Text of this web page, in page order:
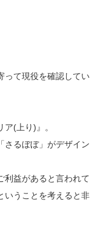
って現役を確認してい
(上り)』。
さるぼぼ」がデザイン
利益があると言われて
いうことを考えると非